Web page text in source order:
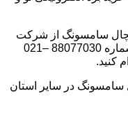
سامسونگ از شرکت
بعثت وجود دارد و می توانید با تماس با شماره 88077030 –021
کنید.
سامسونگ در سایر استان